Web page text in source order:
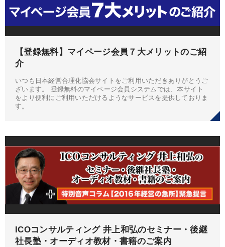
【登録無料】マイページ会員７大メリットのご紹
介
いつも日本経営合理化協会サイトをご利用いただきありがとうご
ざいます。 登録無料のマイページ会員システムでは、本サイト
をより便利にご利用いただけるようなサービスを提供しておりま
す。
ICOコンサルティング 井上和弘のセミナー・後継
社長塾・オーディオ教材・書籍のご案内